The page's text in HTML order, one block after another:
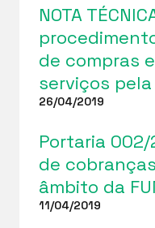
NOTA
de compras
serviços pela
26/04/2019
Portaria 002/
de
âmbito da
11/04/2019